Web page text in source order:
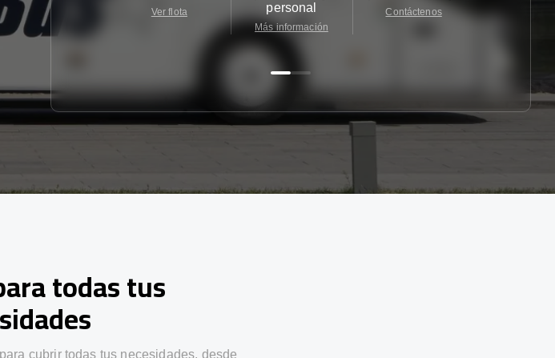
Ver flota
personal
Más información
Contáctenos
todas tus
cubrir todas tus necesidades, desde